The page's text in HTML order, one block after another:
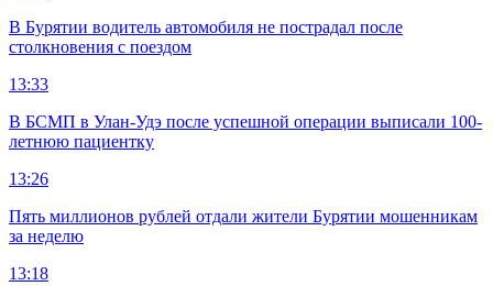
В Бурятии водитель автомобиля не пострадал после
столкновения с поездом
13:33
В БСМП в Улан-Удэ после успешной операции выписали 100-
летнюю пациентку
13:26
Пять миллионов рублей отдали жители Бурятии мошенникам
за неделю
13:18